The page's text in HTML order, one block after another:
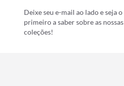
Deixe seu e-mail ao lado e seja o
primeiro a saber sobre as nossas
coleções!